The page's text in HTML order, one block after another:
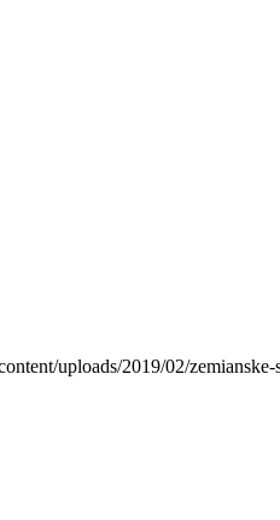
uploads/2019/02/